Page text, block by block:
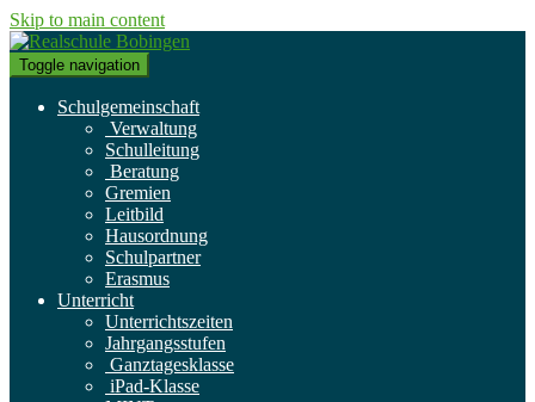
Skip to main content
Toggle navigation
Schulgemeinschaft
Verwaltung
Schulleitung
Beratung
Gremien
Leitbild
Hausordnung
Schulpartner
Erasmus
Unterricht
Unterrichtszeiten
Jahrgangsstufen
Ganztagesklasse
iPad-Klasse